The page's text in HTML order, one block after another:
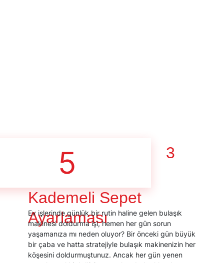
5 3
Kademeli Sepet
Ayarlaması
Ev işlerinde günlük bir rutin haline gelen bulaşık
makinesi doldurma işi, hemen her gün sorun
yaşamanıza mı neden oluyor? Bir önceki gün büyük
bir çaba ve hatta stratejiyle bulaşık makinenizin her
köşesini doldurmuştunuz. Ancak her gün yenen